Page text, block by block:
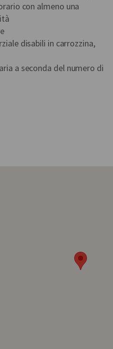
con almeno una
disabili in carrozzina,
a seconda del numero di